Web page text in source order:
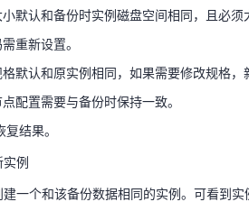
格默认和原实例相同，如果需要修改规格
点配置需要与备份时保持一致。
复结果。
实例
一个和该备份数据相同的实例。可看到实
实例是一个独立的实例，与原有实例没有关
默认和备份时实例磁盘空间相同，且必须
重新设置。
默认和原实例相同，如果需要修改规格，
配置需要与备份时保持一致。
结果。
实例
一个和该备份数据相同的实例。可看到实